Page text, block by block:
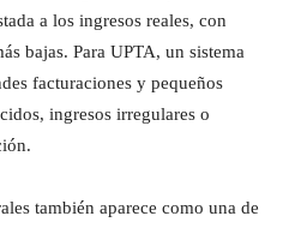
a los ingresos reales, con
bajas. Para UPTA, un sistema
facturaciones y pequeños
ingresos irregulares o
también aparece como una de